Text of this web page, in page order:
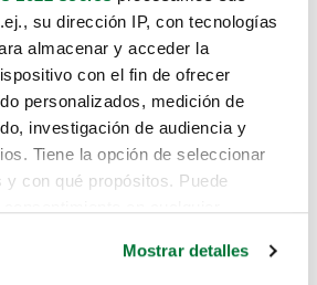
su dirección IP, con tecnologías
almacenar y acceder la
con el fin de ofrecer
personalizados, medición de
investigación de audiencia y
Tiene la opción de seleccionar
y con qué propósitos. Puede
Mostrar detalles
no sabemos como
hasta aquí.
el coche que estás
de estos enlaces: